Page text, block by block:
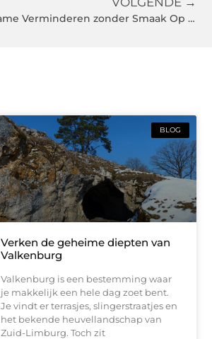
De Impact van Suiker op je Gezondheid: Suikerinname Verminderen zonder Smaak Op te Geven
BLOG
Verken de geheime diepten van
Valkenburg
Valkenburg is een bestemming waar
je makkelijk een hele dag zoet bent.
Je vindt er terrasjes, slingerstraatjes en
het bekende heuvellandschap van
Zuid-Limburg. Toch zit